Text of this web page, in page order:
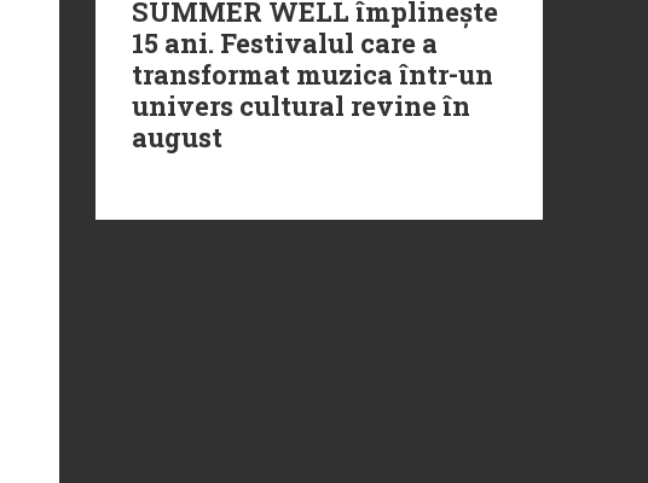
SUMMER WELL împlinește
15 ani. Festivalul care a
transformat muzica într-un
univers cultural revine în
august